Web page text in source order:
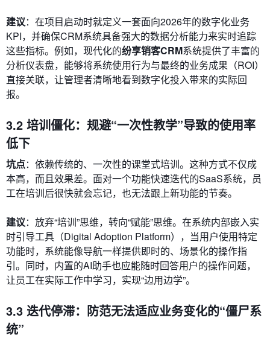
建议：在项目启动时就定义一套面向2026年的数字化业务
KPI，并确保CRM系统具备强大的数据分析能力来实时追踪
这些指标。例如，现代化的纷享销客CRM系统提供了丰富的
分析仪表盘，能够将系统使用行为与最终的业务成果（ROI）
直接关联，让管理者清晰地看到数字化投入带来的实际回
报。
3.2 培训僵化：规避“一次性教学”导致的使用率
低下
坑点：依赖传统的、一次性的课堂式培训。这种方式不仅成
本高，而且效果差。面对一个功能快速迭代的SaaS系统，员
工在培训后很快就会忘记，也无法跟上新功能的节奏。
建议：放弃“培训”思维，转向“赋能”思维。在系统内部嵌入实
时引导工具（Digital Adoption Platform），当用户使用特定
功能时，系统能像导航一样提供即时的、场景化的操作指
引。同时，内置的AI助手也应能随时回答用户的操作问题，
让员工在实际工作中学习，实现“边用边学”。
3.3 迭代停滞：防范无法适应业务变化的“僵尸系
统”